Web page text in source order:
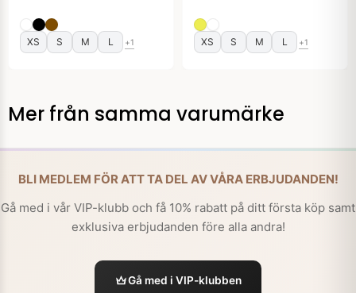
XS S M L +1 XS S M L +1
Mer från samma varumärke
BLI MEDLEM FÖR ATT TA DEL AV VÅRA ERBJUDANDEN!
Gå med i vår VIP-klubb och få 10% rabatt på ditt första köp samt
exklusiva erbjudanden före alla andra!
Gå med i VIP-klubben